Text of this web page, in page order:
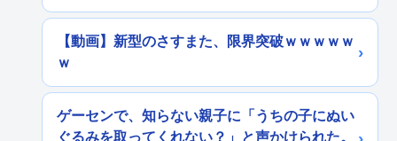
【動画】新型のさすまた、限界突破ｗｗｗｗｗ
ｗ
ゲーセンで、知らない親子に「うちの子にぬい
ぐるみを取ってくれない？」と声かけられた。